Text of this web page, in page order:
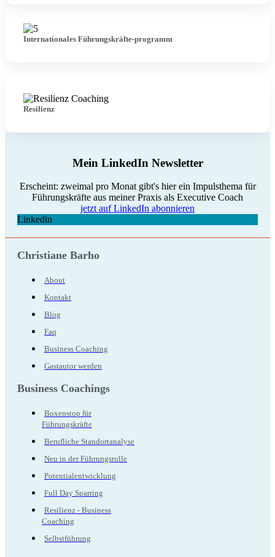
Internationales Führungskräfte-programm
Resilienz
Mein LinkedIn Newsletter
Erscheint: zweimal pro Monat gibt's hier ein Impulsthema für
Führungskräfte aus meiner Praxis als Executive Coach
jetzt auf LinkedIn abonnieren
Linkedin
Christiane Barho
About
Kontakt
Blog
Faq
Business Coaching
Gastautor werden
Business Coachings
Boxenstop für
Führungskräfte
Berufliche Standortanalyse
Neu in der Führungsrolle
Potentialentwicklung
Full Day Sparring
Resilienz - Business
Coaching
Selbstführung